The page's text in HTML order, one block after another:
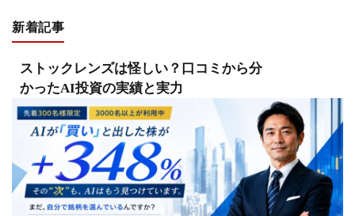
新着記事
ストックレンズは怪しい？口コミから分
かったAI投資の実績と実力